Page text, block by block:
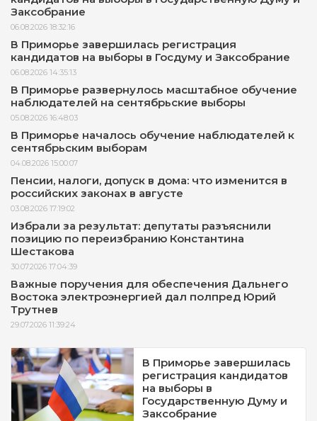
Заксобрание
06.08.2026 18:32:16
В Приморье завершилась регистрация
кандидатов на выборы в Госдуму и Заксобрание
06.08.2026 14:35:13
В Приморье развернулось масштабное обучение
наблюдателей на сентябрьские выборы
05.08.2026 16:48:03
В Приморье началось обучение наблюдателей к
сентябрьским выборам
04.08.2026 15:00:07
Пенсии, налоги, допуск в дома: что изменится в
российских законах в августе
03.08.2026 17:19:02
Избрали за результат: депутаты разъяснили
позицию по переизбранию Константина
Шестакова
30.07.2026 17:04:39
Важные поручения для обеспечения Дальнего
Востока электроэнергией дал полпред Юрий
Трутнев
29.07.2026 11:39:24
В Приморье завершилась
регистрация кандидатов
на выборы в
Государственную Думу и
Заксобрание